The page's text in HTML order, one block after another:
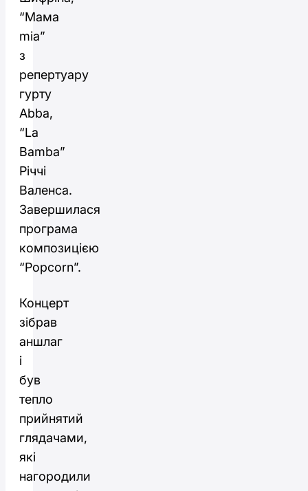
“Мама
mia”
з
репертуару
гурту
Abba,
“La
Bamba”
Річчі
Валенса.
Завершилася
програма
композицією
“Popcorn”.
Концерт
зібрав
аншлаг
і
був
тепло
прийнятий
глядачами,
які
нагородили